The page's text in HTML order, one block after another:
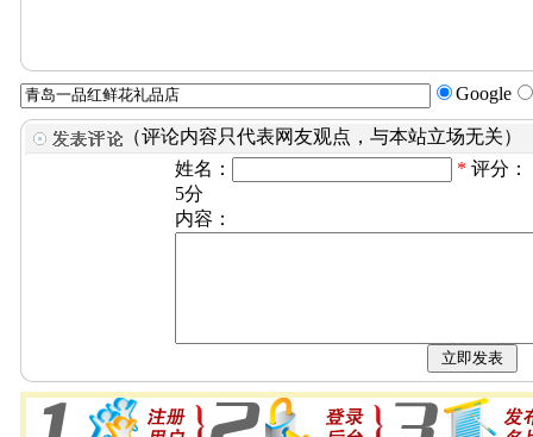
Google
（评论内容只代表网友观点，与本站立场无关）
姓名：
* 评分：
5分
内容：